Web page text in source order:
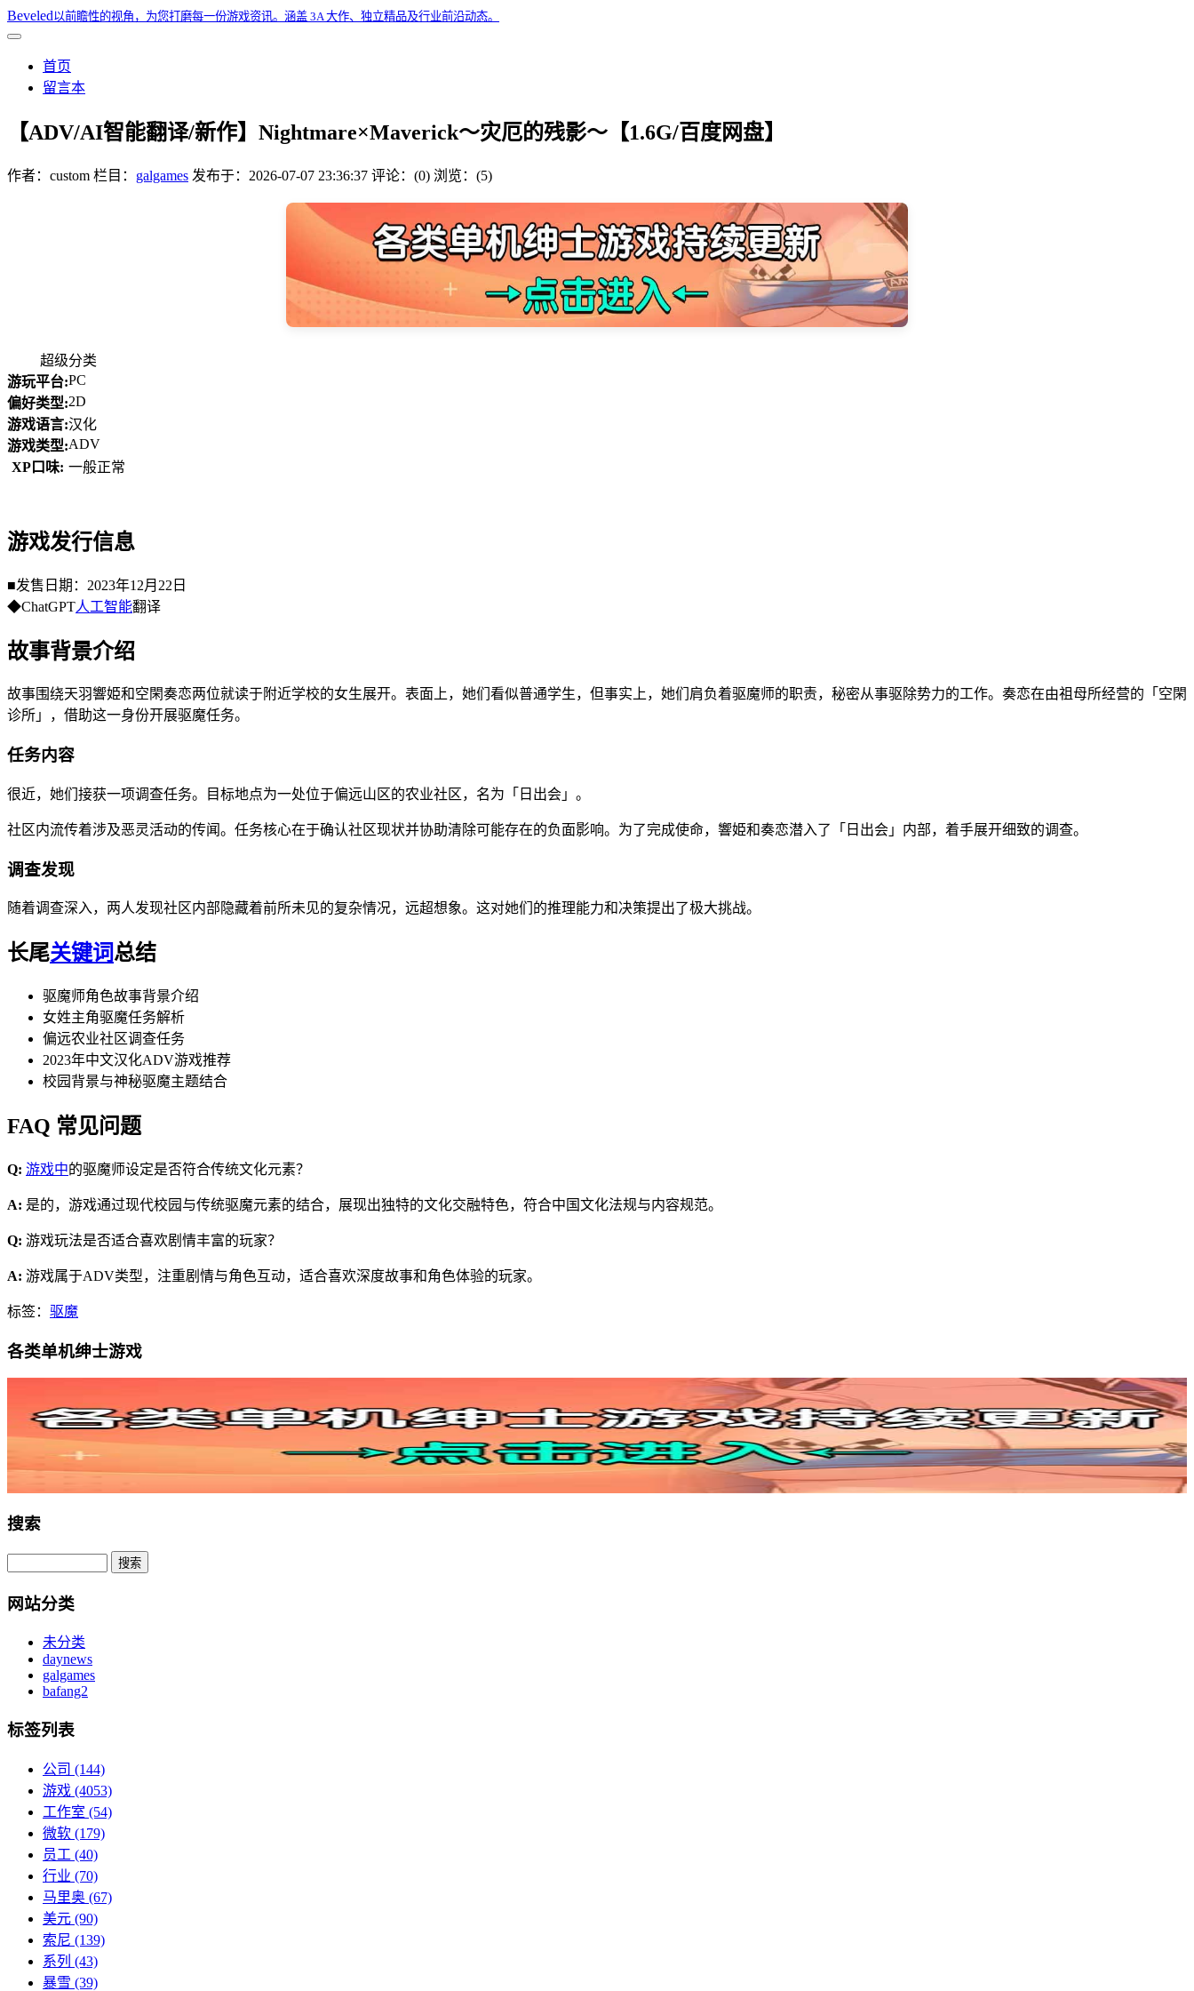
Beveled以前瞻性的视角，为您打磨每一份游戏资讯。涵盖 3A 大作、独立精品及行业前沿动态。
首页
留言本
【ADV/AI智能翻译/新作】Nightmare×Maverick～灾厄的残影～【1.6G/百度网盘】
作者： custom 栏目： galgames 发布于： 2026-07-07 23:36:37 评论：(0) 浏览：(5)
超级分类
游玩平台:PC
偏好类型:2D
游戏语言:汉化
游戏类型:ADV
XP口味: 一般正常
游戏发行信息
■发售日期：2023年12月22日
◆ChatGPT人工智能翻译
故事背景介绍
故事围绕天羽響姫和空閑奏恋两位就读于附近学校的女生展开。表面上，她们看似普通学生，但事实上，她们肩负着驱魔师的职责，秘密从事驱除势力的工作。奏恋在由祖母所经营的「空閑
诊所」，借助这一身份开展驱魔任务。
任务内容
很近，她们接获一项调查任务。目标地点为一处位于偏远山区的农业社区，名为「日出会」。
社区内流传着涉及恶灵活动的传闻。任务核心在于确认社区现状并协助清除可能存在的负面影响。为了完成使命，響姫和奏恋潜入了「日出会」内部，着手展开细致的调查。
调查发现
随着调查深入，两人发现社区内部隐藏着前所未见的复杂情况，远超想象。这对她们的推理能力和决策提出了极大挑战。
长尾关键词总结
驱魔师角色故事背景介绍
女姓主角驱魔任务解析
偏远农业社区调查任务
2023年中文汉化ADV游戏推荐
校园背景与神秘驱魔主题结合
FAQ 常见问题
Q: 游戏中的驱魔师设定是否符合传统文化元素？
A: 是的，游戏通过现代校园与传统驱魔元素的结合，展现出独特的文化交融特色，符合中国文化法规与内容规范。
Q: 游戏玩法是否适合喜欢剧情丰富的玩家？
A: 游戏属于ADV类型，注重剧情与角色互动，适合喜欢深度故事和角色体验的玩家。
标签： 驱魔
各类单机绅士游戏
搜索
网站分类
未分类
daynews
galgames
bafang2
标签列表
公司 (144)
游戏 (4053)
工作室 (54)
微软 (179)
员工 (40)
行业 (70)
马里奥 (67)
美元 (90)
索尼 (139)
系列 (43)
暴雪 (39)